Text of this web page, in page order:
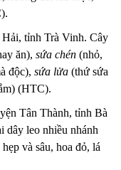
tỉnh Trà Vinh. Cây
ăn), sứa chén (nhỏ,
độc), sứa lửa (thứ sứa
(HTC).
Tân Thành, tỉnh Bà
dây leo nhiều nhánh
và sâu, hoa đỏ, lá